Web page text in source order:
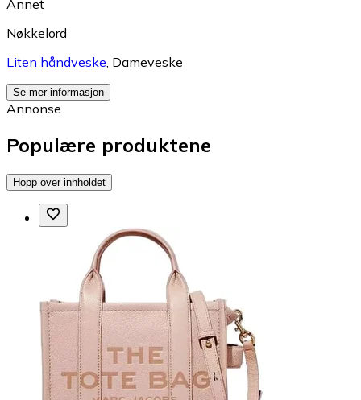
Annet
Nøkkelord
Liten håndveske, Dameveske
Se mer informasjon
Annonse
Populære produktene
Hopp over innholdet